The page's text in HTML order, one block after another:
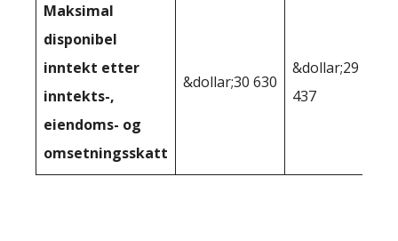
Maksimal
disponibel
inntekt etter
inntekts-,
eiendoms- og
omsetningsskatt
&dollar;30 630
&dollar;29
437